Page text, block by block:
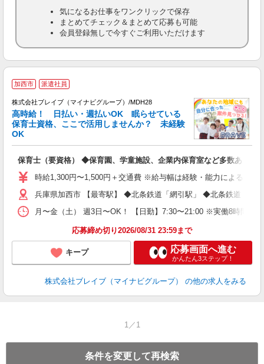
気になるお仕事をワンクリックで保存
まとめてチェック＆まとめて応募も可能
会員登録無しで今すぐご利用いただけます
加西市 派遣社員
株式会社ブレイブ（マイナビグループ）/MDH28
高時給！ 日払い・週払いOK 眠らせている
保育士資格、ここで活用しませんか？ 未経験
OK
保育士（要資格） ◆保育園、学童施設、企業内保育室など多数あり
時給1,300円〜1,500円＋交通費 ※給与幅は経験・能力による ◆
兵庫県加西市 【最寄駅】 ◆北条鉄道「網引駅」 ◆北条鉄道「長
月〜金（土） 週3日〜OK！ 【日勤】7:30〜21:00 ※実働8時間勤
応募締め切り2026/08/31 23:59まで
キープ 応募画面へ進む
かんたん3ステップ！
株式会社ブレイブ（マイナビグループ） の他の求人をみる
1／1
条件を変更して再検索